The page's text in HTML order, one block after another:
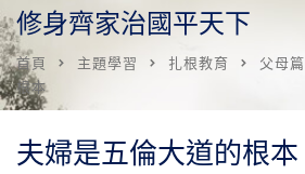
修身齊家治國平天下
首頁 主題學習 扎根教育 父母篇
根本
夫婦是五倫大道的根本